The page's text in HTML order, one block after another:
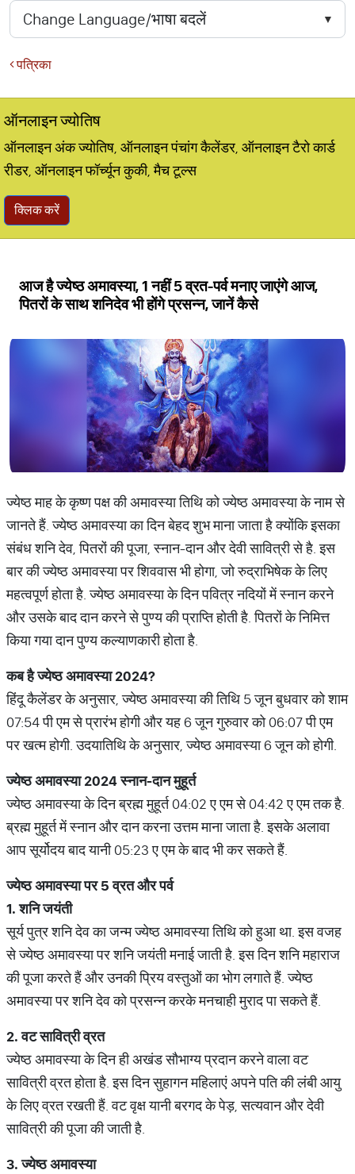
पत्रिका
ऑनलाइन ज्योतिष
ऑनलाइन अंक ज्योतिष, ऑनलाइन पंचांग कैलेंडर, ऑनलाइन टैरो कार्ड
रीडर, ऑनलाइन फॉर्च्यून कुकी, मैच टूल्स
क्लिक करें
आज है ज्येष्ठ अमावस्या, 1 नहीं 5 व्रत-पर्व मनाए जाएंगे आज,
पितरों के साथ शनिदेव भी होंगे प्रसन्न, जानें कैसे
ज्येष्ठ माह के कृष्ण पक्ष की अमावस्या तिथि को ज्येष्ठ अमावस्या के नाम से
जानते हैं. ज्येष्ठ अमावस्या का दिन बेहद शुभ माना जाता है क्योंकि इसका
संबंध शनि देव, पितरों की पूजा, स्नान-दान और देवी सावित्री से है. इस
बार की ज्येष्ठ अमावस्या पर शिववास भी होगा, जो रुद्राभिषेक के लिए
महत्वपूर्ण होता है. ज्येष्ठ अमावस्या के दिन पवित्र नदियों में स्नान करने
और उसके बाद दान करने से पुण्य की प्राप्ति होती है. पितरों के निमित्त
किया गया दान पुण्य कल्याणकारी होता है.
कबहैज्येष्ठअमावस्या2024?
हिंदू कैलेंडर के अनुसार, ज्येष्ठ अमावस्या की तिथि 5 जून बुधवार को शाम
07:54 पी एम से प्रारंभ होगी और यह 6 जून गुरुवार को 06:07 पी एम
पर खत्म होगी. उदयातिथि के अनुसार, ज्येष्ठ अमावस्या 6 जून को होगी.
ज्येष्ठअमावस्या2024स्नान-दानमुहूर्त
ज्येष्ठ अमावस्या के दिन ब्रह्म मुहूर्त 04:02 ए एम से 04:42 ए एम तक है.
ब्रह्म मुहूर्त में स्नान और दान करना उत्तम माना जाता है. इसके अलावा
आप सूर्योदय बाद यानी 05:23 ए एम के बाद भी कर सकते हैं.
ज्येष्ठअमावस्यापर5व्रतऔरपर्व
1.शनिजयंती
सूर्य पुत्र शनि देव का जन्म ज्येष्ठ अमावस्या तिथि को हुआ था. इस वजह
से ज्येष्ठ अमावस्या पर शनि जयंती मनाई जाती है. इस दिन शनि महाराज
की पूजा करते हैं और उनकी प्रिय वस्तुओं का भोग लगाते हैं. ज्येष्ठ
अमावस्या पर शनि देव को प्रसन्न करके मनचाही मुराद पा सकते हैं.
2.वटसावित्रीव्रत
ज्येष्ठ अमावस्या के दिन ही अखंड सौभाग्य प्रदान करने वाला वट
सावित्री व्रत होता है. इस दिन सुहागन महिलाएं अपने पति की लंबी आयु
के लिए व्रत रखती हैं. वट वृक्ष यानी बरगद के पेड़, सत्यवान और देवी
सावित्री की पूजा की जाती है.
3.ज्येष्ठअमावस्या